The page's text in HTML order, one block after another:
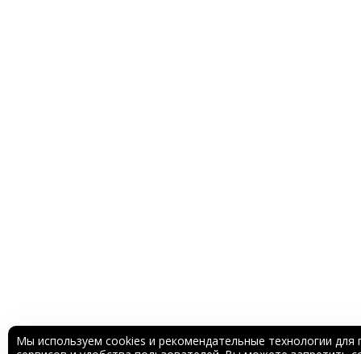
Мы используем cookies и рекомендательные технологии для